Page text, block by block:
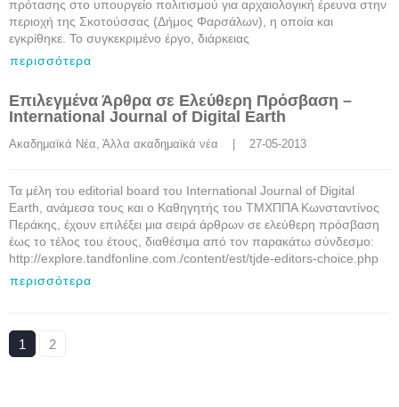
πρότασης στο υπουργείο πολιτισμού για αρχαιολογική έρευνα στην
περιοχή της Σκοτούσσας (Δήμος Φαρσάλων), η οποία και
εγκρίθηκε. Το συγκεκριμένο έργο, διάρκειας
περισσότερα
Επιλεγμένα Άρθρα σε Ελεύθερη Πρόσβαση –
International Journal of Digital Earth
Ακαδημαϊκά Νέα, Άλλα ακαδημαϊκά νέα
    |    27-05-2013
Τα μέλη του editorial board του International Journal of Digital
Earth, ανάμεσα τους και ο Καθηγητής του ΤΜΧΠΠΑ Κωνσταντίνος
Περάκης, έχουν επιλέξει μια σειρά άρθρων σε ελεύθερη πρόσβαση
έως το τέλος του έτους, διαθέσιμα από τον παρακάτω σύνδεσμο:
http://explore.tandfonline.com./content/est/tjde-editors-choice.php
περισσότερα
1 2